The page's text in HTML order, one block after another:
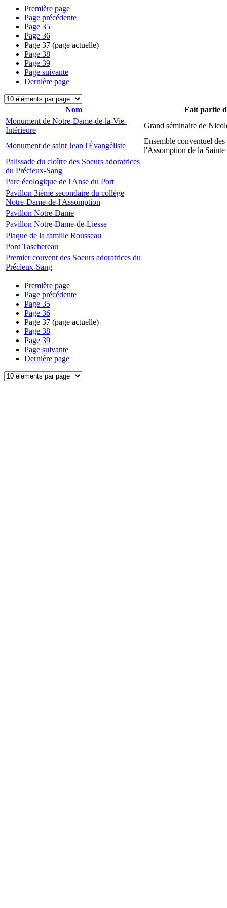
Première page
Page précédente
Page 35
Page 36
Page 37 (page actuelle)
Page 38
Page 39
Page suivante
Dernière page
Nom
Fait partie
Monument de Notre-Dame-de-la-Vie-
Intérieure
Grand séminaire de
Monument de saint Jean l'Évangéliste
Ensemble conventuel des
l'Assomption de la
Palissade du cloître des Soeurs adoratrices
du Précieux-Sang
Parc écologique de l'Anse du Port
Pavillon 3ième secondaire du collège
Notre-Dame-de-l'Assomption
Pavillon Notre-Dame
Pavillon Notre-Dame-de-Liesse
Plaque de la famille Rousseau
Pont Taschereau
Premier couvent des Soeurs adoratrices du
Précieux-Sang
Première page
Page précédente
Page 35
Page 36
Page 37 (page actuelle)
Page 38
Page 39
Page suivante
Dernière page